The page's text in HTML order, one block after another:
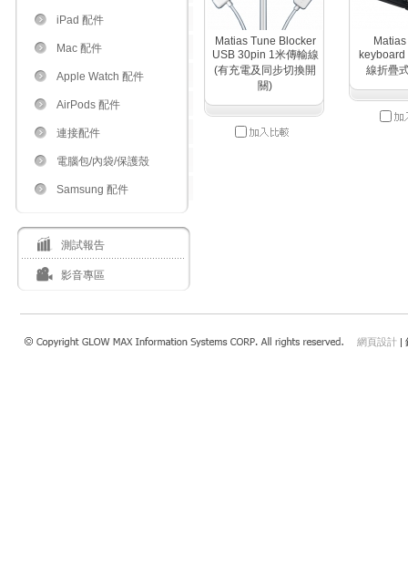
iPad 配件
Mac 配件
Apple Watch 配件
AirPods 配件
連接配件
電腦包/內袋/保護殼
Samsung 配件
測試報告
影音專區
Matias Tune Blocker
USB 30pin 1米傳輸線
(有充電及同步切換開
關)
keyboard
線折疊
網頁設計 |